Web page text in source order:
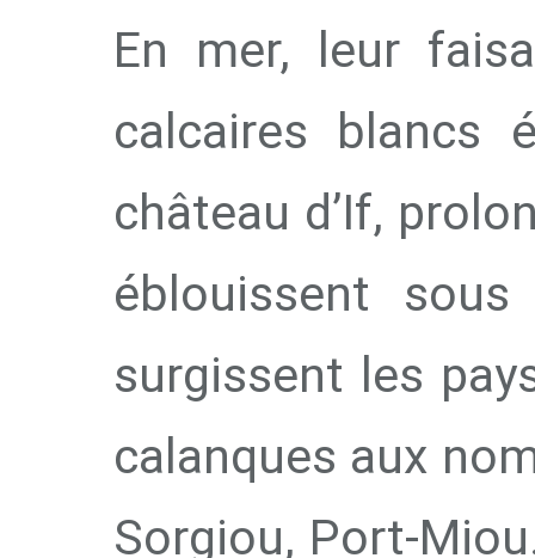
En mer, leur
calcaires blancs
château d’If,
éblouissent
surgissent les
calanques aux
Sorgiou, Port-